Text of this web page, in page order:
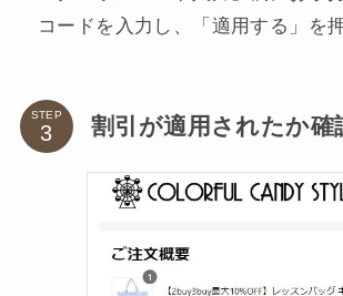
コードを入力し、「適用する」を
STEP 割引が適用されたか確